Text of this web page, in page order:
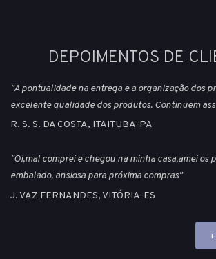
DEPOIMENTOS DE
"A pontualidade na entrega e a organização dos
excelente qualidade dos produtos. Continuem
R. S. S. DA COSTA, ITAITUBA-PA
"Oi,mal comprei e chegou na minha casa,amei os
embalado, ansiosa para próxima compras"
J. VAZ FERNANDES, VITÓRIA-ES